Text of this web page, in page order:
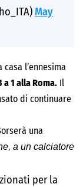
May
l’ennesima
a 1 alla Roma. Il
di continuare
una
a un calciatore
per la